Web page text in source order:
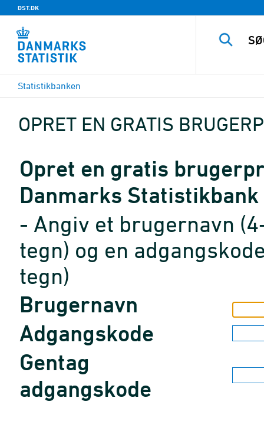
DST.DK
Statistikbanken
OPRET EN GRATIS
Opret en gratis
Danmarks Statistikbank
- Angiv et brugernavn
tegn) og en
tegn)
Brugernavn
Adgangskode
Gentag
adgangskode